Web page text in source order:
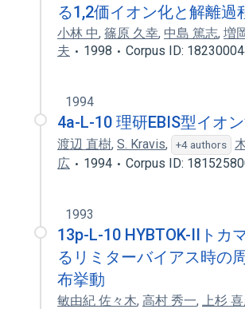
る1,2価イオン化と解離過
小林 中, 篠原 久幸, 中島 篤志, 増
夫
1998 Corpus ID:
1994
4a-L-10 理研EBIS型イオ
渡辺 直樹, S. Kravis, +4 authors
広
1994 Corpus ID:
1993
13p-L-10 HYBTOK-IIトカ
るリミターバイアス時の
布挙動
敏由紀 佐々木, 高村 秀一, 上杉